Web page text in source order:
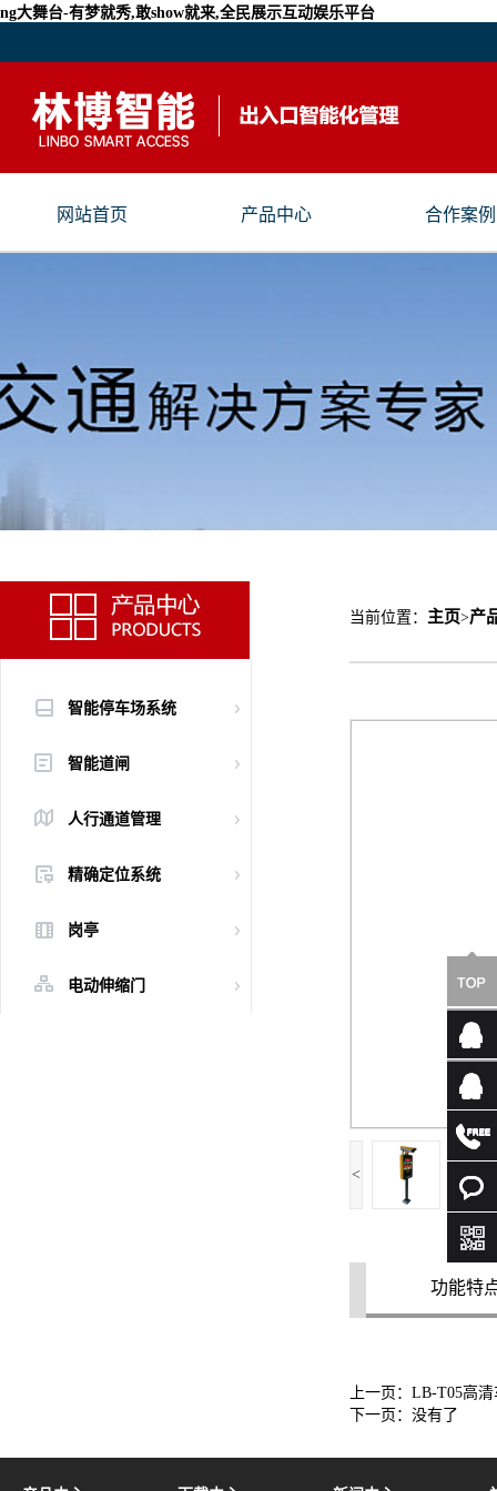
ng大舞台-有梦就秀,敢show就来,全民展示互动娱乐平台
网站首页 产品中心 合作案例
智能停车场系统
智能道闸
人行通道管理
精确定位系统
岗亭
电动伸缩门
当前位置： 主页>产
<
功能特
上一页： LB-T05高
下一页：没有了